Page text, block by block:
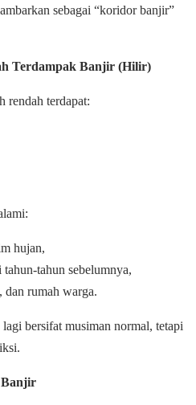
sebagai “koridor banjir”
Terdampak Banjir (Hilir)
rendah terdapat:
hujan,
tahun sebelumnya,
dan rumah warga.
bersifat musiman normal, tetapi
Banjir